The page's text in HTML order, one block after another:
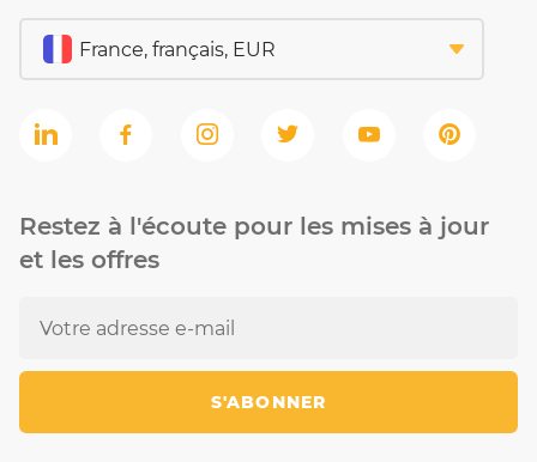
Restez à l'écoute pour les mises à jour
et les offres
S'ABONNER